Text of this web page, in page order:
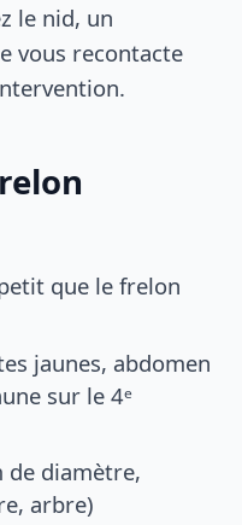
le nid, un
vous recontacte
que le frelon
jaunes, abdomen
sur le 4ᵉ
de diamètre,
arbre)